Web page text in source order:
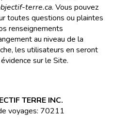
terre.ca. Vous pouvez
toutes questions ou plaintes
renseignements
au niveau de la
les utilisateurs en seront
sur le Site.
TERRE INC.
voyages: 70211